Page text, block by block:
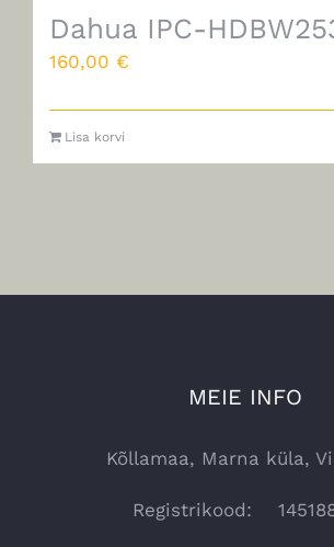
Dahua IPC-
160,00 €
Lisa korvi
MEIE INFO
Kõllamaa, Marna küla,
Registrikood: